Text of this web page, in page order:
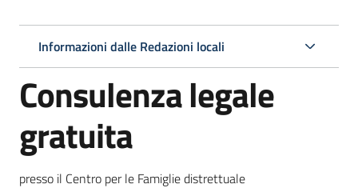
Argomenti
Servizi
Centri
per
le
Informazioni dalle Redazioni locali
Consulenza legale
gratuita
presso il Centro per le Famiglie distrettuale